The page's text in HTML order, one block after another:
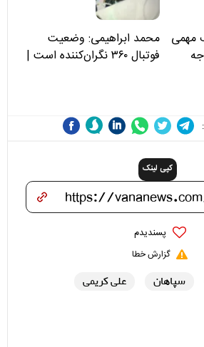
۹ ضعف مهمی
محمد ابراهیمی: وضعیت
فوتبال ۳۶۰ نگران‌کننده است |
کپی لینک
پسندیدم
گزارش خطا
سپاهان علی کریمی